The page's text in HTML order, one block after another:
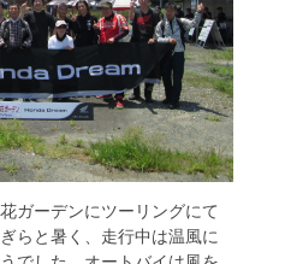
ガーデンにツーリングにて
らと暑く、走行中は温風に